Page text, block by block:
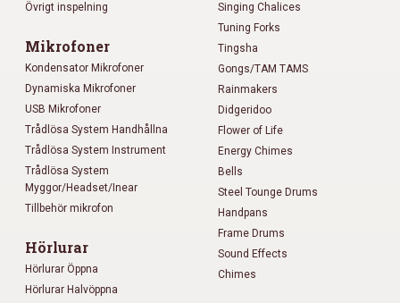
Övrigt inspelning
Mikrofoner
Kondensator Mikrofoner
Dynamiska Mikrofoner
USB Mikrofoner
Trådlösa System Handhållna
Trådlösa System Instrument
Trådlösa System
Myggor/Headset/Inear
Tillbehör mikrofon
Hörlurar
Hörlurar Öppna
Hörlurar Halvöppna
Singing Chalices
Tuning Forks
Tingsha
Gongs/TAM TAMS
Rainmakers
Didgeridoo
Flower of Life
Energy Chimes
Bells
Steel Tounge Drums
Handpans
Frame Drums
Sound Effects
Chimes